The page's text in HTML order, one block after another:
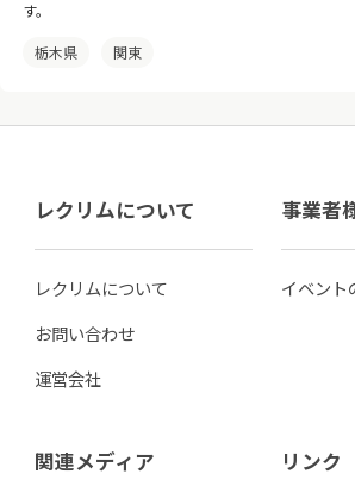
す。
栃木県 関東
レクリムについて
レクリムについて
お問い合わせ
運営会社
事業者
イベント
関連メディア リンク